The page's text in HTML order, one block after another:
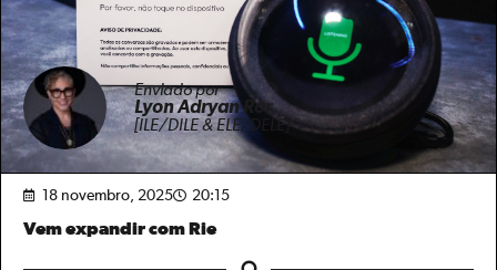
Enviado por
Lyon Adryan Ror
[ILE/DILE & ELE/DELE]
18 novembro, 2025 20:15
Vem expandir com Rie